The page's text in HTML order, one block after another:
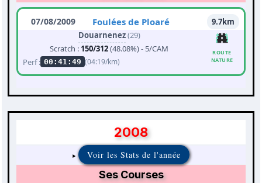
07/08/2009 Foulées de Ploaré
9.7km
Douarnenez(29)
Scratch : 150/312(48.08%) - 5/CAM
Perf : 00:41:49 (04:19/km)
ROUTE
NATURE
2008
Voir les Stats de l'année
Ses Courses